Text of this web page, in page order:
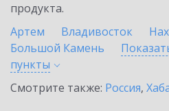
продукта.
Артем
Владивосток
Большой Камень
пункты
Смотрите также: Россия,